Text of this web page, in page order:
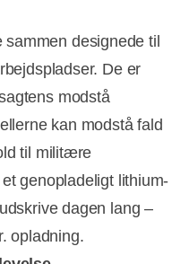
sammen designede til
De er
modstå
kan modstå fald
til militære
genopladeligt lithium-
dagen lang –
opladning.